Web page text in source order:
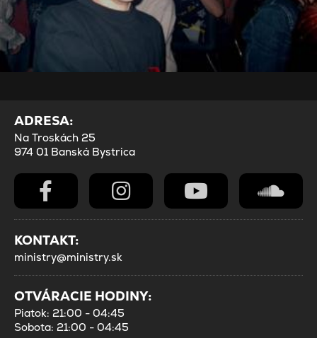
ADRESA:
Na Troskách 25
974 01 Banská Bystrica
KONTAKT:
ministry@ministry.sk
OTVÁRACIE HODINY:
Piatok: 21:00 - 04:45
Sobota: 21:00 - 04:45